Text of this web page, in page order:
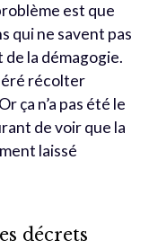
est que
qui ne savent pas
de la démagogie.
récolter
ça n’a pas été le
de voir que la
laissé
décrets